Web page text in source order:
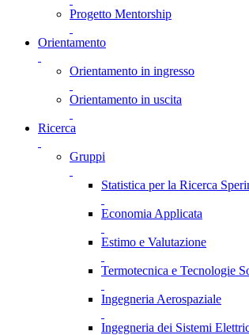
Progetto Mentorship
Orientamento
Orientamento in ingresso
Orientamento in uscita
Ricerca
Gruppi
Statistica per la Ricerca
Economia Applicata
Estimo e Valutazione
Termotecnica e Tecnologie
Ingegneria Aerospaziale
Ingegneria dei Sistemi